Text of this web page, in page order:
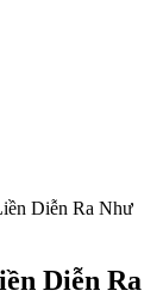
Diễn Ra Như
Diễn Ra